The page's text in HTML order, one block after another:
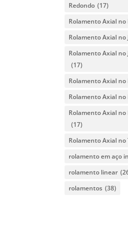
Redondo (17)
Rolamento Axial
Rolamento Axial no
Rolamento Axial no
(17)
Rolamento Axial
Rolamento Axial
Rolamento Axial no
(17)
Rolamento Axial
rolamento em aço
rolamento linear
rolamentos (38)